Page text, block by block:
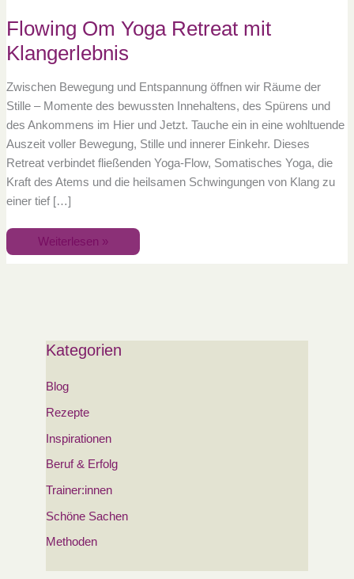
Flowing Om Yoga Retreat mit
Klangerlebnis
Zwischen Bewegung und Entspannung öffnen wir Räume der
Stille – Momente des bewussten Innehaltens, des Spürens und
des Ankommens im Hier und Jetzt. Tauche ein in eine wohltuende
Auszeit voller Bewegung, Stille und innerer Einkehr. Dieses
Retreat verbindet fließenden Yoga-Flow, Somatisches Yoga, die
Kraft des Atems und die heilsamen Schwingungen von Klang zu
einer tief […]
Weiterlesen »
Kategorien
Blog
Rezepte
Inspirationen
Beruf & Erfolg
Trainer:innen
Schöne Sachen
Methoden